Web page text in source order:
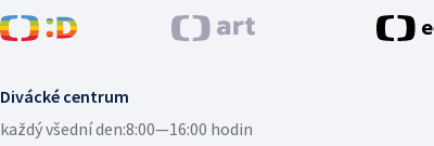
Divácké centrum
každý všední den:8:00—16:00 hodin